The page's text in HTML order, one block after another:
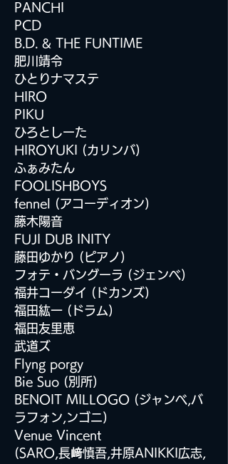
PANCHI
PCD
B.D. & THE FUNTIME
肥川靖令
ひとりナマステ
HIRO
PIKU
ひろとしーた
HIROYUKI (カリンバ)
ふぁみたん
FOOLISHBOYS
fennel (アコーディオン)
藤木陽音
FUJI DUB INITY
藤田ゆかり (ピアノ)
フォテ・バングーラ (ジェンベ)
福井コーダイ (ドカンズ)
福田紘一 (ドラム)
福田友里恵
武道ズ
Flyng porgy
Bie Suo (別所)
BENOIT MILLOGO (ジャンベ,バ
ラフォン,ンゴニ)
Venue Vincent
(SARO,長﨑慎吾,井原ANIKKI広志,